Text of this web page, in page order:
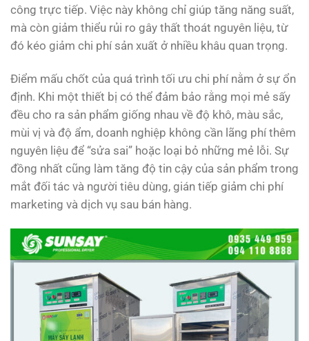
công trực tiếp. Việc này không chỉ giúp tăng năng suất,
mà còn giảm thiểu rủi ro gây thất thoát nguyên liệu, từ
đó kéo giảm chi phí sản xuất ở nhiều khâu quan trọng.
Điểm mấu chốt của quá trình tối ưu chi phí nằm ở sự ổn
định. Khi một thiết bị có thể đảm bảo rằng mọi mẻ sấy
đều cho ra sản phẩm giống nhau về độ khô, màu sắc,
mùi vị và độ ẩm, doanh nghiệp không cần lãng phí thêm
nguyên liệu để “sửa sai” hoặc loại bỏ những mẻ lỗi. Sự
đồng nhất cũng làm tăng độ tin cậy của sản phẩm trong
mắt đối tác và người tiêu dùng, gián tiếp giảm chi phí
marketing và dịch vụ sau bán hàng.